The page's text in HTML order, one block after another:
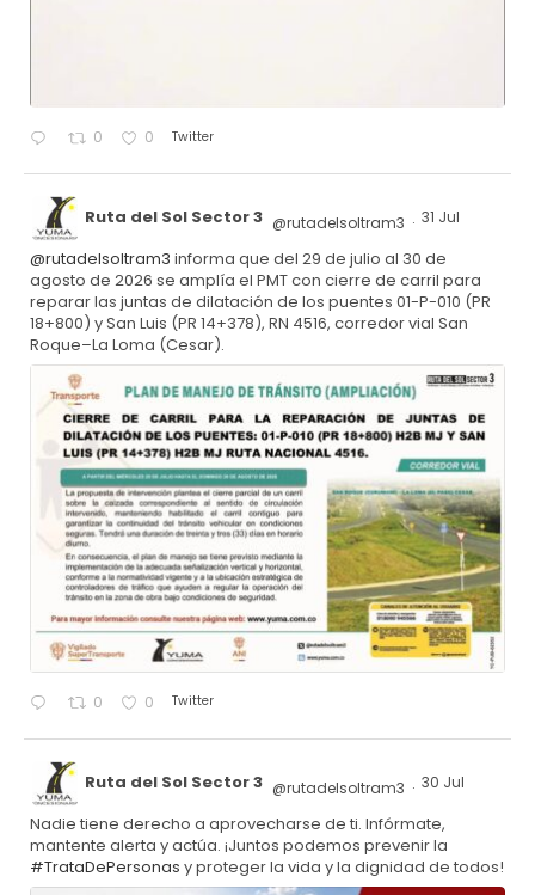
0 0 Twitter
Ruta del Sol Sector 3 @rutadelsoltram3 · 31 Jul
@rutadelsoltram3 informa que del 29 de julio al 30 de
agosto de 2026 se amplía el PMT con cierre de carril para
reparar las juntas de dilatación de los puentes 01-P-010 (PR
18+800) y San Luis (PR 14+378), RN 4516, corredor vial San
Roque–La Loma (Cesar).
0 0 Twitter
Ruta del Sol Sector 3 @rutadelsoltram3 · 30 Jul
Nadie tiene derecho a aprovecharse de ti. Infórmate,
mantente alerta y actúa. ¡Juntos podemos prevenir la
#TrataDePersonas y proteger la vida y la dignidad de todos!